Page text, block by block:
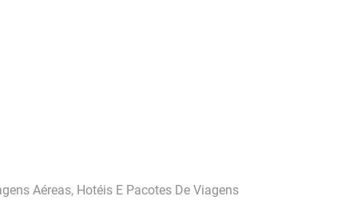
Aéreas, Hotéis E Pacotes De Viagens